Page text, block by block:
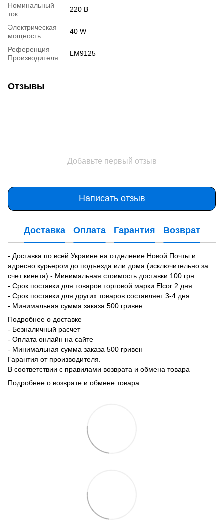
Номинальный
ток
220 В
Электрическая
мощность
40 W
Референция
Производителя
LM9125
Отзывы
Добавьте первый отзыв
Написать отзыв
Доставка Оплата Гарантия Возврат
- Доставка по всей Украине на отделение Новой Почты и
адресно курьером до подъезда или дома (исключительно за
счет киента).- Минимальная стоимость доставки 100 грн
- Срок поставки для товаров торговой марки Elcor 2 дня
- Срок поставки для других товаров составляет 3-4 дня
- Минимальная сумма заказа 500 гривен
Подробнее о доставке
- Безналичный расчет
- Оплата онлайн на сайте
- Минимальная сумма заказа 500 гривен
Гарантия от производителя.
В соответствии с правилами возврата и обмена товара
Подробнее о возврате и обмене товара